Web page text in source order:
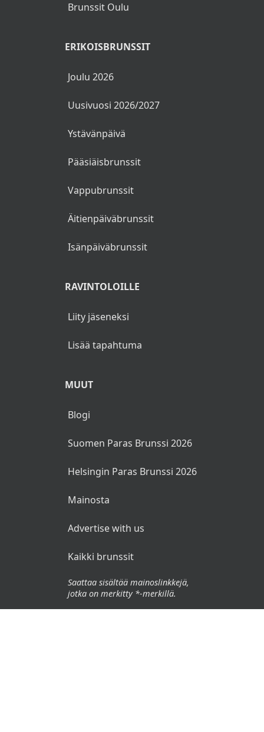
Brunssit Oulu
ERIKOISBRUNSSIT
Joulu 2026
Uusivuosi 2026/2027
Ystävänpäivä
Pääsiäisbrunssit
Vappubrunssit
Äitienpäiväbrunssit
Isänpäiväbrunssit
RAVINTOLOILLE
Liity jäseneksi
Lisää tapahtuma
MUUT
Blogi
Suomen Paras Brunssi 2026
Helsingin Paras Brunssi 2026
Mainosta
Advertise with us
Kaikki brunssit
Saattaa sisältää mainoslinkkejä,
jotka on merkitty *-merkillä.